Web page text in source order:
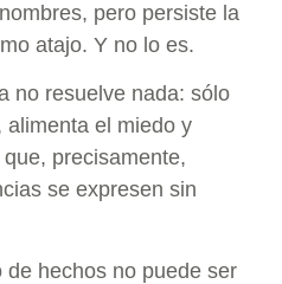
pero persiste la
atajo. Y no lo es.
no resuelve nada: sólo
alimenta el miedo y
precisamente,
se expresen sin
hechos no puede ser